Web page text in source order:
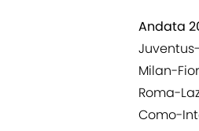
Andata
Milan-
Roma-
Como-